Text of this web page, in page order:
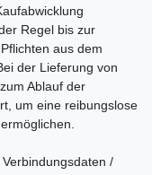
Regel bis zur
aus dem
der Lieferung von
Ablauf der
um eine reibungslose
/